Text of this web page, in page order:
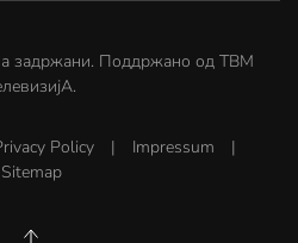
задржани. Поддржано од ТВМ
.
Policy | Impressum |
Sitemap